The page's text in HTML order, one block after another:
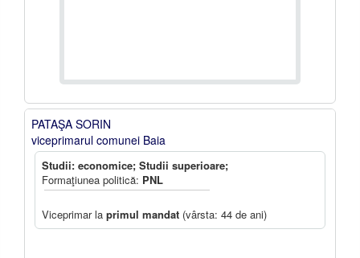
PATAŞA SORIN
viceprimarul comunei Baia
Studii: economice; Studii superioare;
Formaţiunea politică: PNL
Viceprimar la primul mandat (vârsta: 44 de ani)